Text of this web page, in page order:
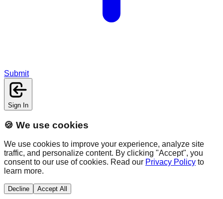
Submit
Sign In
🍪 We use cookies
We use cookies to improve your experience, analyze site
traffic, and personalize content. By clicking "Accept", you
consent to our use of cookies. Read our Privacy Policy to
learn more.
Decline Accept All